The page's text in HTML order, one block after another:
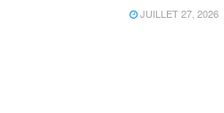
JUILLET 27, 2026